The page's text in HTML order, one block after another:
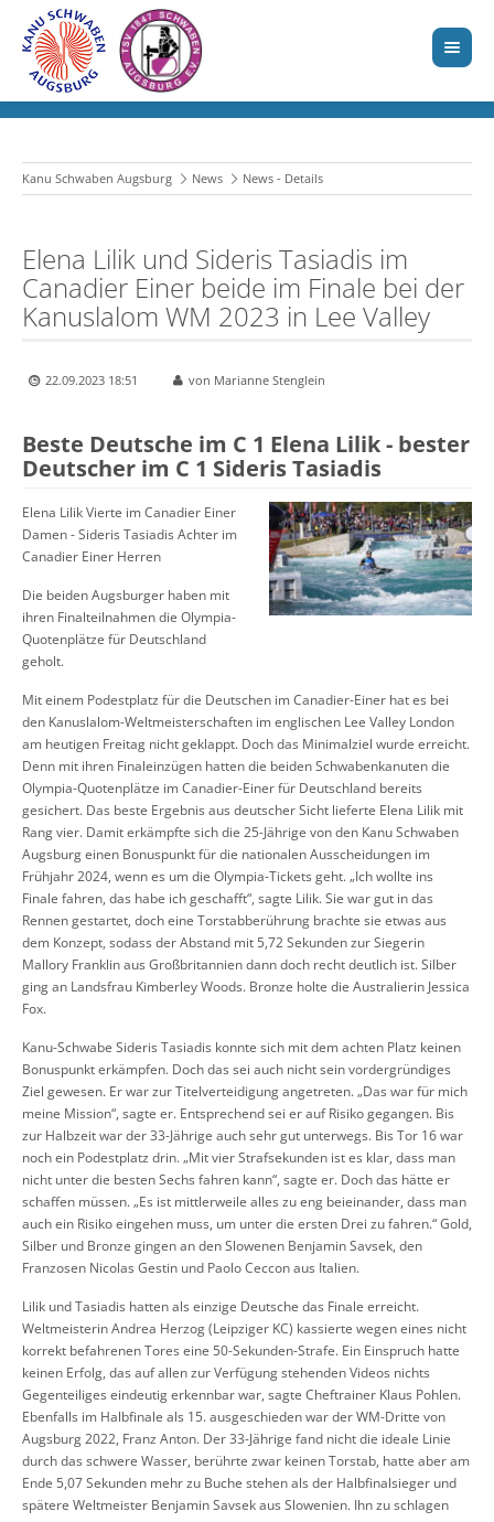
Kanu Schwaben Augsburg News News - Details
Elena Lilik und Sideris Tasiadis im
Canadier Einer beide im Finale bei der
Kanuslalom WM 2023 in Lee Valley
22.09.2023 18:51 von Marianne Stenglein
Beste Deutsche im C 1 Elena Lilik - bester
Deutscher im C 1 Sideris Tasiadis
Elena Lilik Vierte im Canadier Einer
Damen - Sideris Tasiadis Achter im
Canadier Einer Herren
Die beiden Augsburger haben mit
ihren Finalteilnahmen die Olympia-
Quotenplätze für Deutschland
geholt.
Mit einem Podestplatz für die Deutschen im Canadier-Einer hat es bei
den Kanuslalom-Weltmeisterschaften im englischen Lee Valley London
am heutigen Freitag nicht geklappt. Doch das Minimalziel wurde erreicht.
Denn mit ihren Finaleinzügen hatten die beiden Schwabenkanuten die
Olympia-Quotenplätze im Canadier-Einer für Deutschland bereits
gesichert. Das beste Ergebnis aus deutscher Sicht lieferte Elena Lilik mit
Rang vier. Damit erkämpfte sich die 25-Jährige von den Kanu Schwaben
Augsburg einen Bonuspunkt für die nationalen Ausscheidungen im
Frühjahr 2024, wenn es um die Olympia-Tickets geht. „Ich wollte ins
Finale fahren, das habe ich geschafft“, sagte Lilik. Sie war gut in das
Rennen gestartet, doch eine Torstabberührung brachte sie etwas aus
dem Konzept, sodass der Abstand mit 5,72 Sekunden zur Siegerin
Mallory Franklin aus Großbritannien dann doch recht deutlich ist. Silber
ging an Landsfrau Kimberley Woods. Bronze holte die Australierin Jessica
Fox.
Kanu-Schwabe Sideris Tasiadis konnte sich mit dem achten Platz keinen
Bonuspunkt erkämpfen. Doch das sei auch nicht sein vordergründiges
Ziel gewesen. Er war zur Titelverteidigung angetreten. „Das war für mich
meine Mission“, sagte er. Entsprechend sei er auf Risiko gegangen. Bis
zur Halbzeit war der 33-Jährige auch sehr gut unterwegs. Bis Tor 16 war
noch ein Podestplatz drin. „Mit vier Strafsekunden ist es klar, dass man
nicht unter die besten Sechs fahren kann“, sagte er. Doch das hätte er
schaffen müssen. „Es ist mittlerweile alles zu eng beieinander, dass man
auch ein Risiko eingehen muss, um unter die ersten Drei zu fahren.“ Gold,
Silber und Bronze gingen an den Slowenen Benjamin Savsek, den
Franzosen Nicolas Gestin und Paolo Ceccon aus Italien.
Lilik und Tasiadis hatten als einzige Deutsche das Finale erreicht.
Weltmeisterin Andrea Herzog (Leipziger KC) kassierte wegen eines nicht
korrekt befahrenen Tores eine 50-Sekunden-Strafe. Ein Einspruch hatte
keinen Erfolg, das auf allen zur Verfügung stehenden Videos nichts
Gegenteiliges eindeutig erkennbar war, sagte Cheftrainer Klaus Pohlen.
Ebenfalls im Halbfinale als 15. ausgeschieden war der WM-Dritte von
Augsburg 2022, Franz Anton. Der 33-Jährige fand nicht die ideale Linie
durch das schwere Wasser, berührte zwar keinen Torstab, hatte aber am
Ende 5,07 Sekunden mehr zu Buche stehen als der Halbfinalsieger und
spätere Weltmeister Benjamin Savsek aus Slowenien. Ihn zu schlagen